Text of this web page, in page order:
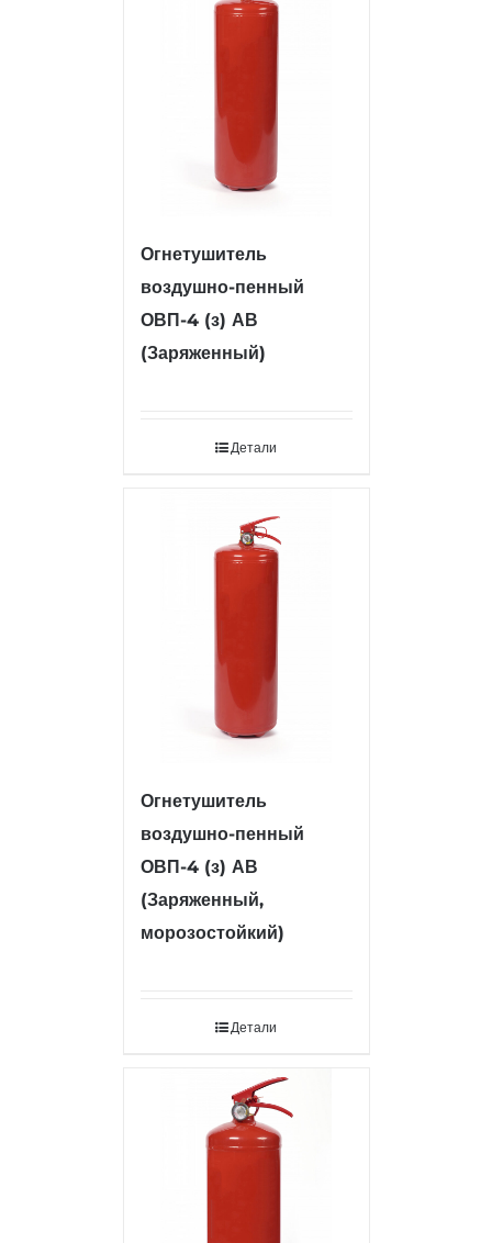
Огнетушитель
воздушно-пенный
ОВП-4 (з) АВ
(Заряженный)
Детали
Огнетушитель
воздушно-пенный
ОВП-4 (з) АВ
(Заряженный,
морозостойкий)
Детали